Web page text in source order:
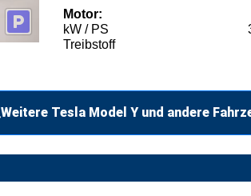
Motor:
kW / PS
Treibstoff
Weitere Tesla Model Y und andere